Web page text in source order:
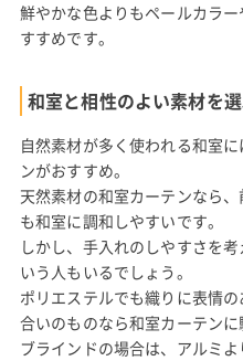
鮮やかな色よりもペールカラ
すすめです。
和室と相性のよい素材を
自然素材が多く使われる和室
ンがおすすめ。
天然素材の和室カーテンなら
も和室に調和しやすいです。
しかし、手入れのしやすさを
いう人もいるでしょう。
ポリエステルでも織りに表情
合いのものなら和室カーテンに
ブラインドの場合は、アルミ